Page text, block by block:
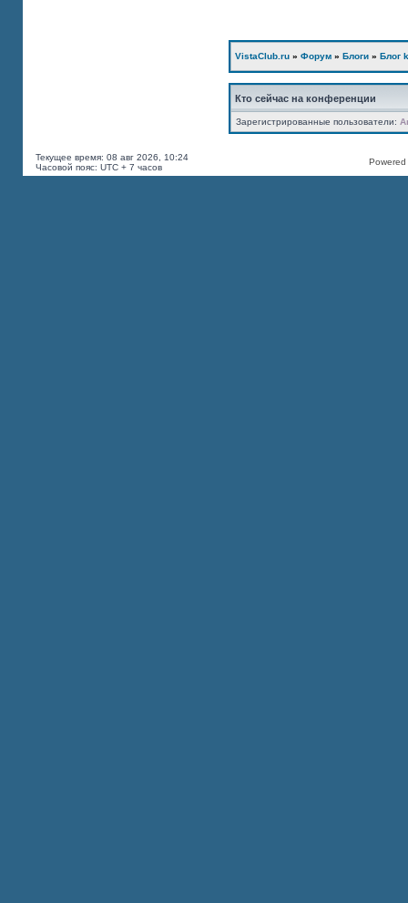
VistaClub.ru » Форум » Блоги » Блог
Кто сейчас на конференции
Зарегистрированные пользователи:
Текущее время: 08 авг 2026, 10:24
Часовой пояс: UTC + 7 часов